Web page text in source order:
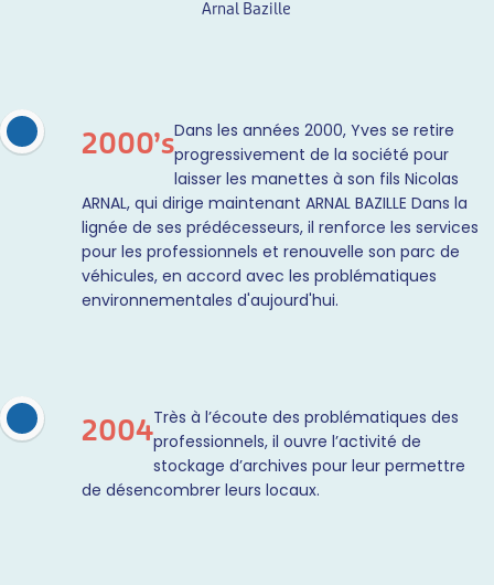
Arnal Bazille
2000’sDans les années 2000, Yves se retire
progressivement de la société pour
laisser les manettes à son fils Nicolas
ARNAL, qui dirige maintenant ARNAL BAZILLE Dans la
lignée de ses prédécesseurs, il renforce les services
pour les professionnels et renouvelle son parc de
véhicules, en accord avec les problématiques
environnementales d'aujourd'hui.
2004Très à l’écoute des problématiques des
professionnels, il ouvre l’activité de
stockage d’archives pour leur permettre
de désencombrer leurs locaux.